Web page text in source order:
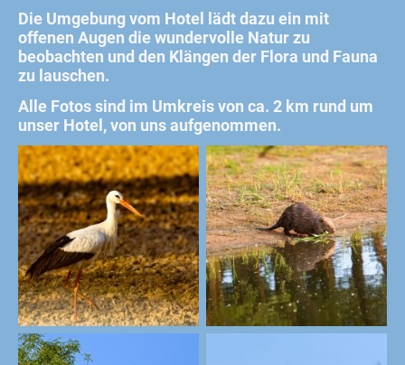
Die Umgebung vom Hotel lädt dazu ein mit
offenen Augen die wundervolle Natur zu
beobachten und den Klängen der Flora und Fauna
zu lauschen.
Alle Fotos sind im Umkreis von ca. 2 km rund um
unser Hotel, von uns aufgenommen.